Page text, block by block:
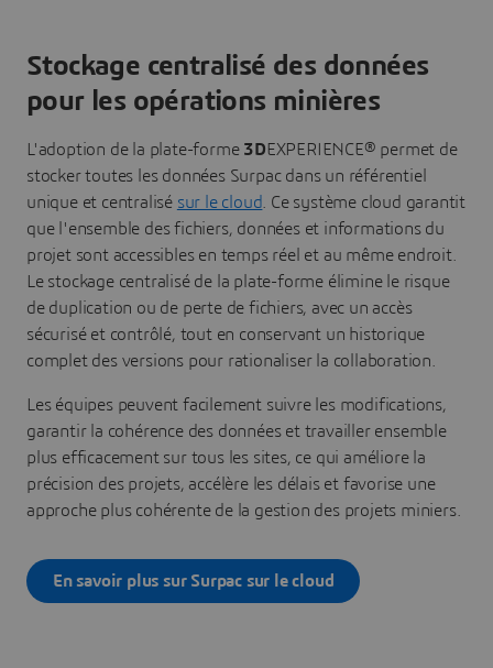
Stockage centralisé des données
pour les opérations minières
L'adoption de la plate-forme 3DEXPERIENCE® permet de
stocker toutes les données Surpac dans un référentiel
unique et centralisé sur le cloud. Ce système cloud garantit
que l'ensemble des fichiers, données et informations du
projet sont accessibles en temps réel et au même endroit.
Le stockage centralisé de la plate-forme élimine le risque
de duplication ou de perte de fichiers, avec un accès
sécurisé et contrôlé, tout en conservant un historique
complet des versions pour rationaliser la collaboration.
Les équipes peuvent facilement suivre les modifications,
garantir la cohérence des données et travailler ensemble
plus efficacement sur tous les sites, ce qui améliore la
précision des projets, accélère les délais et favorise une
approche plus cohérente de la gestion des projets miniers.
En savoir plus sur Surpac sur le cloud